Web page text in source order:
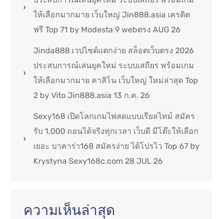
ให้เลือกมากมาย เว็บใหญ่ Jin888.asia เครดิต
ฟรี Top 71 by Modesta 9 webตรง AUG 26
Jinda888 เวปไซต์แตกง่าย สล็อตเว็บตรง 2026
ประสบการณ์เล่นยุคใหม่ ระบบเสถียร พร้อมเกม
ให้เลือกมากมาย คาสิโน เว็บใหญ่ ใหม่ล่าสุด Top
2 by Vito Jin888.asia 13 ก.ค. 26
Sexy168 เปิดโลกเกมไพ่สดแบบเรียลไทม์ สมัคร
รับ 1,000 ถอนได้จริงทุกเวลา เว็บดี มีโต๊ะให้เลือก
เยอะ บาคาร่า168 สมัครง่าย ได้โปรไว Top 67 by
Krystyna Sexy168c.com 28 JUL 26
ความเห็นล่าสุด